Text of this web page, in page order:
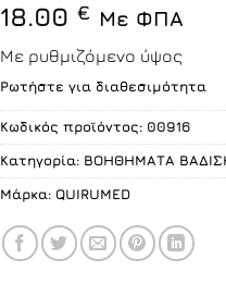
18.00 € Με ΦΠΑ
Με ρυθμιζόμενο ύψος
Ρωτήστε για διαθεσιμότητα
Κωδικός προϊόντος: 00916
Κατηγορία: ΒΟΗΘΗΜΑΤΑ
Μάρκα: QUIRUMED